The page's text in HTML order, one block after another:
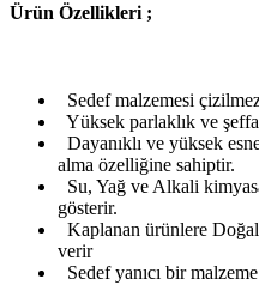
Ürün Özellikleri ;
Sedef malzemesi
Yüksek parlaklık ve
Dayanıklı ve yüksek
alma özelliğine sahiptir.
Su, Yağ ve Alkali
gösterir.
Kaplanan ürünlere
verir
Sedef yanıcı bir